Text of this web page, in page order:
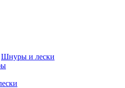
Шнуры и лески